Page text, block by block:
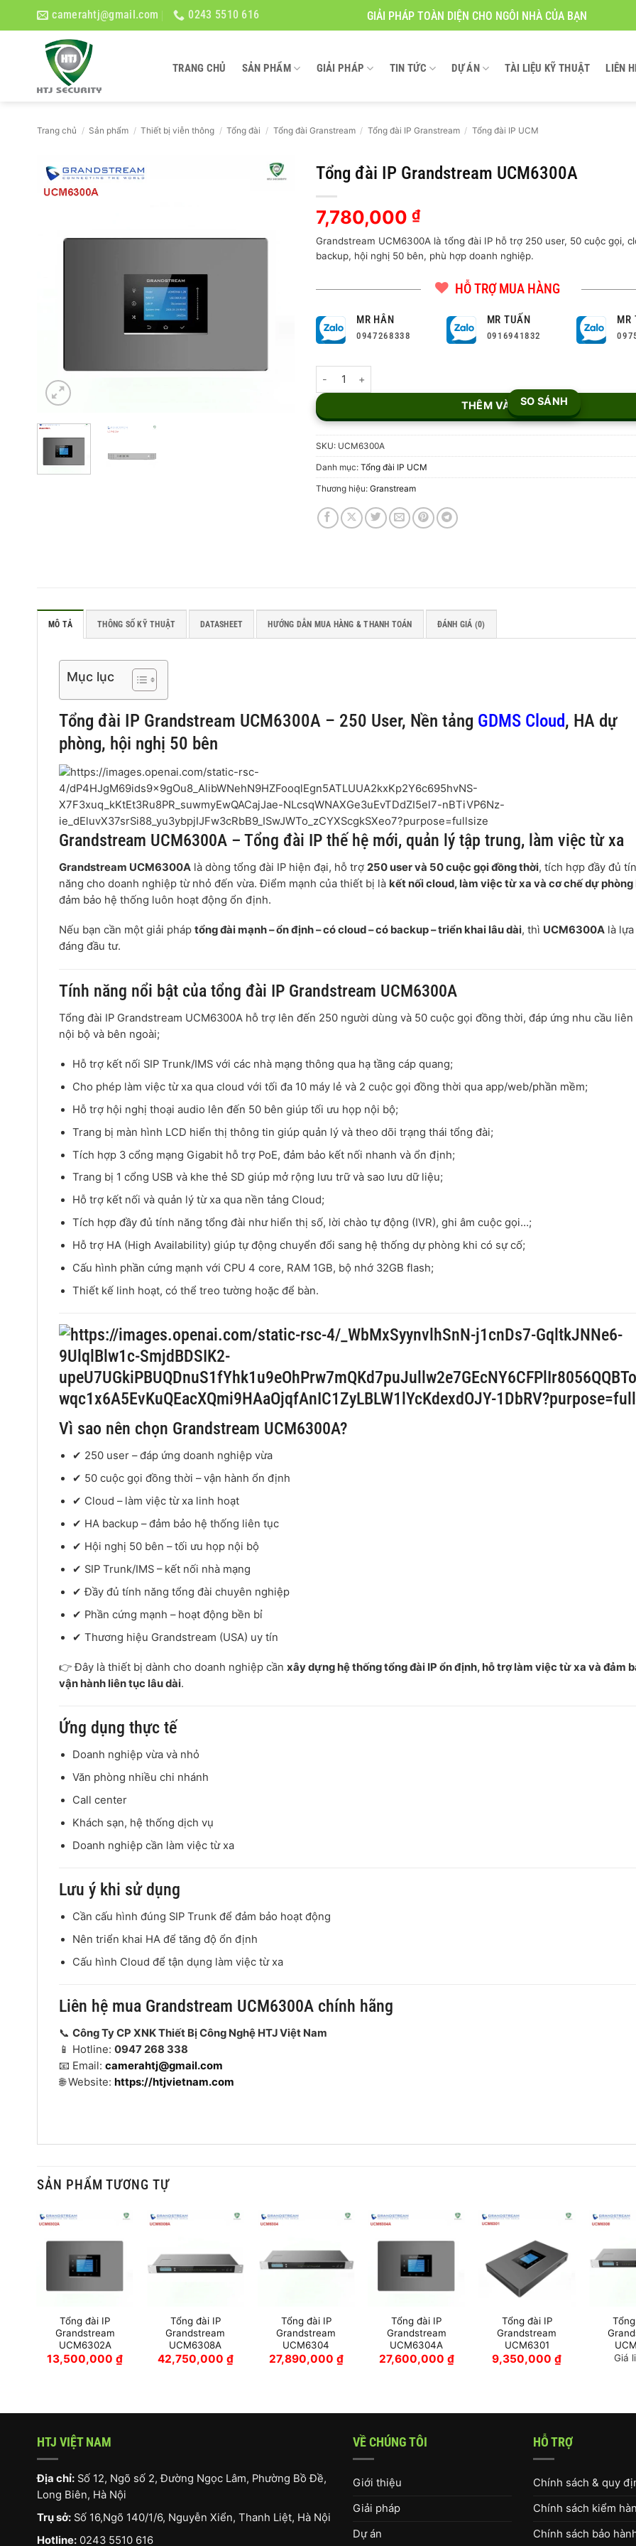
camerahtj@gmail.com 0243 5510 616 GIẢI PHÁP TOÀN DIỆN CHO NGÔI NHÀ CỦA BẠN
TRANG CHỦ SẢN PHẨM GIẢI PHÁP TIN TỨC DỰ ÁN TÀI LIỆU KỸ THUẬT LIÊN
Trang chủ / Sản phẩm / Thiết bị viễn thông / Tổng đài / Tổng đài Granstream / Tổng đài IP Granstream / Tổng đài IP UCM
Tổng đài IP Grandstream UCM6300A
7,780,000₫
Grandstream UCM6300A là tổng đài IP hỗ trợ 250 user, 50 cuộc gọi,
backup, hội nghị 50 bên, phù hợp doanh nghiệp.
HỖ TRỢ MUA HÀNG
MR HÂN
0947268338
MR TUẤN
0916941832
MR
Tổng đài IP Grandstream UCM6300A số lượng
THÊM VÀO GIỎSO SÁNH
SKU: UCM6300A
Danh mục:Tổng đài IP UCM
Thương hiệu:Granstream
MÔ TẢ THÔNG SỐ KỸ THUẬT DATASHEET HƯỚNG DẪN MUA HÀNG & THANH TOÁN ĐÁNH GIÁ (0)
Mục lục
Tổng đài IP Grandstream UCM6300A – 250 User, Nền tảng GDMS Cloud, HA dự
phòng, hội nghị 50 bên
Grandstream UCM6300A – Tổng đài IP thế hệ mới, quản lý tập trung, làm việc từ xa
Grandstream UCM6300A là dòng tổng đài IP hiện đại, hỗ trợ 250 user và 50 cuộc gọi đồng thời, tích hợp đầy đủ
năng cho doanh nghiệp từ nhỏ đến vừa. Điểm mạnh của thiết bị là kết nối cloud, làm việc từ xa và cơ chế dự phòng
đảm bảo hệ thống luôn hoạt động ổn định.
Nếu bạn cần một giải pháp tổng đài mạnh – ổn định – có cloud – có backup – triển khai lâu dài, thì UCM6300A là
đáng đầu tư.
Tính năng nổi bật của tổng đài IP Grandstream UCM6300A
Tổng đài IP Grandstream UCM6300A hỗ trợ lên đến 250 người dùng và 50 cuộc gọi đồng thời, đáp ứng nhu cầu liên
nội bộ và bên ngoài;
Hỗ trợ kết nối SIP Trunk/IMS với các nhà mạng thông qua hạ tầng cáp quang;
Cho phép làm việc từ xa qua cloud với tối đa 10 máy lẻ và 2 cuộc gọi đồng thời qua app/web/phần mềm;
Hỗ trợ hội nghị thoại audio lên đến 50 bên giúp tối ưu họp nội bộ;
Trang bị màn hình LCD hiển thị thông tin giúp quản lý và theo dõi trạng thái tổng đài;
Tích hợp 3 cổng mạng Gigabit hỗ trợ PoE, đảm bảo kết nối nhanh và ổn định;
Trang bị 1 cổng USB và khe thẻ SD giúp mở rộng lưu trữ và sao lưu dữ liệu;
Hỗ trợ kết nối và quản lý từ xa qua nền tảng Cloud;
Tích hợp đầy đủ tính năng tổng đài như hiển thị số, lời chào tự động (IVR), ghi âm cuộc gọi…;
Hỗ trợ HA (High Availability) giúp tự động chuyển đổi sang hệ thống dự phòng khi có sự cố;
Cấu hình phần cứng mạnh với CPU 4 core, RAM 1GB, bộ nhớ 32GB flash;
Thiết kế linh hoạt, có thể treo tường hoặc để bàn.
Vì sao nên chọn Grandstream UCM6300A?
✔ 250 user – đáp ứng doanh nghiệp vừa
✔ 50 cuộc gọi đồng thời – vận hành ổn định
✔ Cloud – làm việc từ xa linh hoạt
✔ HA backup – đảm bảo hệ thống liên tục
✔ Hội nghị 50 bên – tối ưu họp nội bộ
✔ SIP Trunk/IMS – kết nối nhà mạng
✔ Đầy đủ tính năng tổng đài chuyên nghiệp
✔ Phần cứng mạnh – hoạt động bền bỉ
✔ Thương hiệu Grandstream (USA) uy tín
👉 Đây là thiết bị dành cho doanh nghiệp cần xây dựng hệ thống tổng đài IP ổn định, hỗ trợ làm việc từ xa và đảm
vận hành liên tục lâu dài.
Ứng dụng thực tế
Doanh nghiệp vừa và nhỏ
Văn phòng nhiều chi nhánh
Call center
Khách sạn, hệ thống dịch vụ
Doanh nghiệp cần làm việc từ xa
Lưu ý khi sử dụng
Cần cấu hình đúng SIP Trunk để đảm bảo hoạt động
Nên triển khai HA để tăng độ ổn định
Cấu hình Cloud để tận dụng làm việc từ xa
Liên hệ mua Grandstream UCM6300A chính hãng
📞 Công Ty CP XNK Thiết Bị Công Nghệ HTJ Việt Nam
📱 Hotline: 0947 268 338
📧 Email: camerahtj@gmail.com
🌐 Website: https://htjvietnam.com
SẢN PHẨM TƯƠNG TỰ
Tổng đài IP
Grandstream
UCM6302A
13,500,000₫
Tổng đài IP
Grandstream
UCM6308A
42,750,000 ₫
Tổng đài IP
Grandstream
UCM6304
27,890,000 ₫
Tổng đài IP
Grandstream
UCM6304A
27,600,000 ₫
Tổng đài IP
Grandstream
UCM6301
9,350,000₫
Giá
HTJ VIỆT NAM
Địa chỉ: Số 12, Ngõ số 2, Đường Ngọc Lâm, Phường Bồ Đề,
Long Biên, Hà Nội
Trụ sở: Số 16,Ngõ 140/1/6, Nguyễn Xiển, Thanh Liệt, Hà Nội
Hotline: 0243 5510 616
VỀ CHÚNG TÔI
Giới thiệu
Giải pháp
Dự án
HỖ TRỢ
Chính sách & quy
Chính sách kiểm
Chính sách bảo